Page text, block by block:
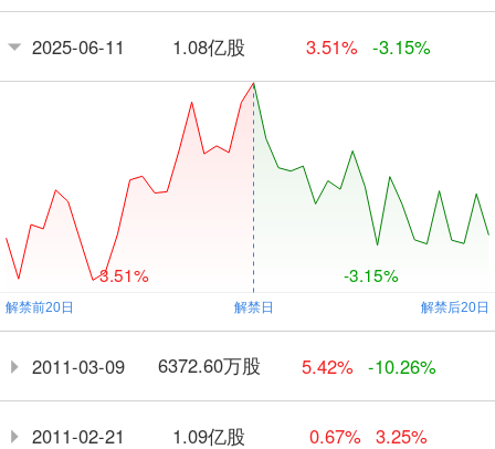
2025-06-11 1.08亿股 3.51% -3.15%
3.51% -3.15%
2011-03-09 6372.60万股 5.42% -10.26%
2011-02-21 1.09亿股 0.67% 3.25%